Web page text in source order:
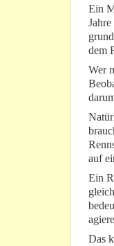
Ein
dem
Wer
auf
Ein
Das